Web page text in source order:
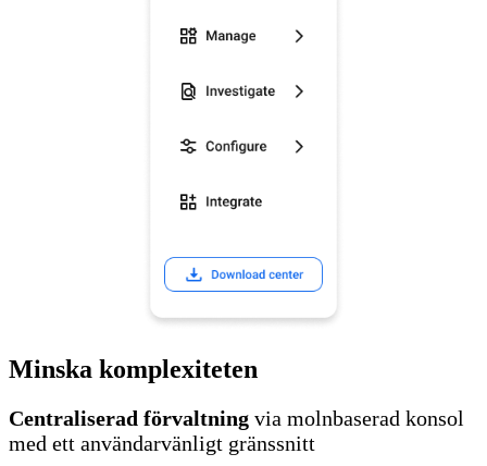
Minska komplexiteten
Centraliserad förvaltning via molnbaserad konsol
med ett användarvänligt gränssnitt